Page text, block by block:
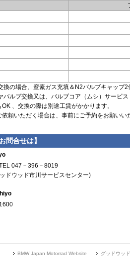
の場合、窒素ガス充填＆N2バルブキャップ2
ルブ交換又は、バルブコア（ムシ）サービス
、交換の際は別途工賃がかかります。
頼いただく場合は、事前にご予約をお願いい
問合せは】
047－396－8019
ドウッド市川サービスセンター)
BMW Japan Motorrad Website グッドウッ